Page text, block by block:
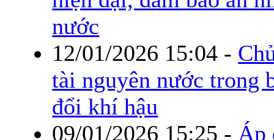
nước
12/01/2026 15:04 -
tài nguyên nước trong
đổi khí hậu
09/01/2026 15:25 - Áp